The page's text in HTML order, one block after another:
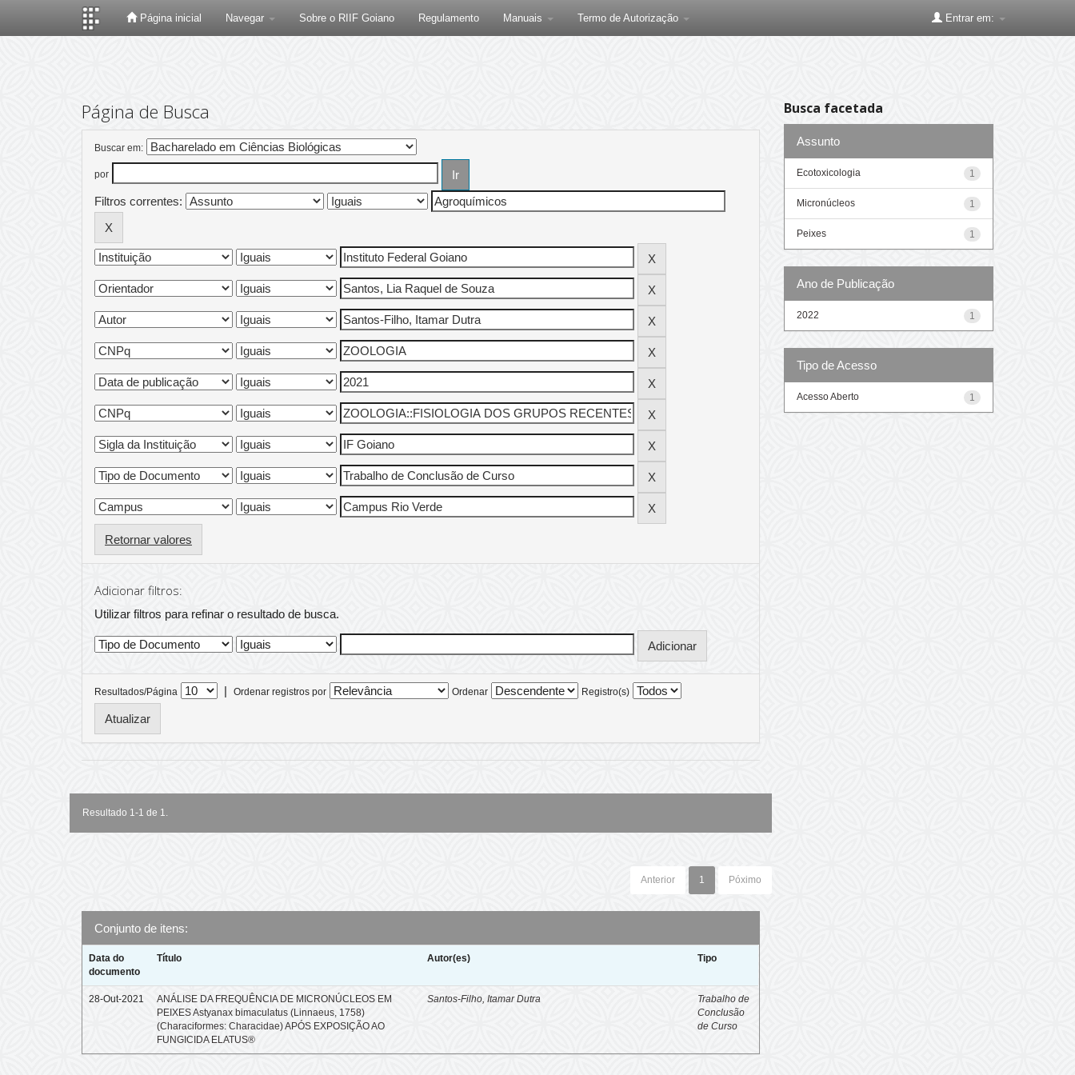
Página inicial Navegar Sobre o RIIF Goiano Regulamento Manuais Termo de Autorização Entrar em:
Página de Busca
Buscar em:
por
Filtros correntes:
Retornar valores
Adicionar filtros:
Utilizar filtros para refinar o resultado de busca.
Resultados/Página | Ordenar registros por Ordenar Registro(s)
Resultado 1-1 de 1.
Anterior 1 Póximo
Conjunto de itens:
Data do
documento
Título Autor(es) Tipo
28-Out-2021
ANÁLISE DA FREQUÊNCIA DE MICRONÚCLEOS EM
PEIXES Astyanax bimaculatus (Linnaeus, 1758)
(Characiformes: Characidae) APÓS EXPOSIÇÃO AO
FUNGICIDA ELATUS®
Santos-Filho, Itamar Dutra
Trabalho de
Conclusão
de Curso
Busca facetada
Assunto
1
Ecotoxicologia
1
Micronúcleos
1
Peixes
Ano de Publicação
1
2022
Tipo de Acesso
1
Acesso Aberto